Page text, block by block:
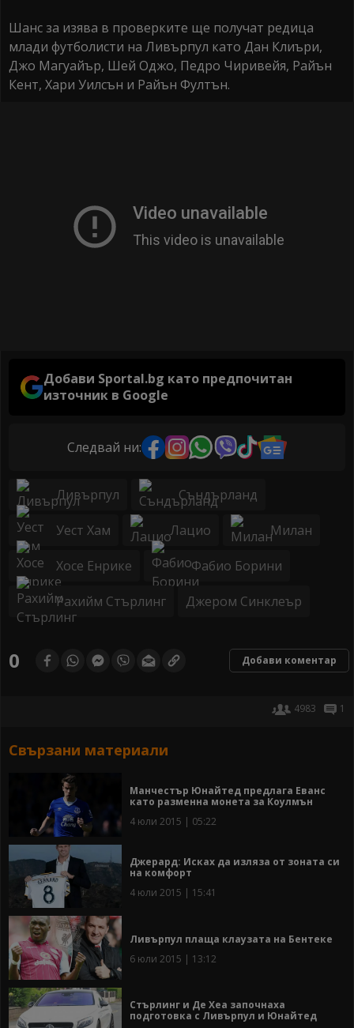
Шанс за изява в проверките ще получат редица
млади футболисти на Ливърпул като Дан Клиъри,
Джо Магуайър, Шей Оджо, Педро Чиривейя, Райън
Кент, Хари Уилсън и Райън Фултън.
Добави Sportal.bg като предпочитан
източник в Google
Следвай ни:
Ливърпул Съндърланд
Уест Хам Лацио Милан
Хосе Енрике Фабио Борини
Рахийм Стърлинг Джером Синклеър
0 Добави коментар
4983 1
Свързани материали
Манчестър Юнайтед предлага Еванс
като разменна монета за Коулмън
4 юли 2015 | 05:22
Джерард: Исках да изляза от зоната си
на комфорт
4 юли 2015 | 15:41
Ливърпул плаща клаузата на Бентеке
6 юли 2015 | 13:12
Стърлинг и Де Хеа започнаха
подготовка с Ливърпул и Юнайтед